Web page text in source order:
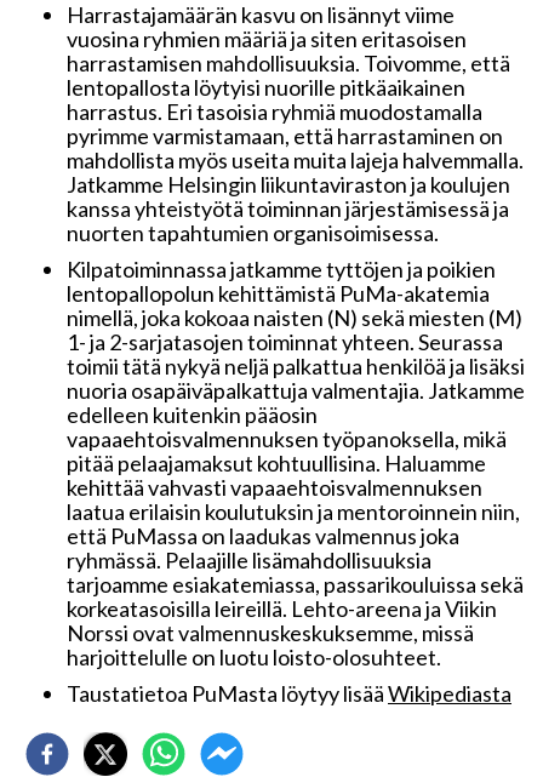
Harrastajamäärän kasvu on lisännyt viime
vuosina ryhmien määriä ja siten eritasoisen
harrastamisen mahdollisuuksia. Toivomme, että
lentopallosta löytyisi nuorille pitkäaikainen
harrastus. Eri tasoisia ryhmiä muodostamalla
pyrimme varmistamaan, että harrastaminen on
mahdollista myös useita muita lajeja halvemmalla.
Jatkamme Helsingin liikuntaviraston ja koulujen
kanssa yhteistyötä toiminnan järjestämisessä ja
nuorten tapahtumien organisoimisessa.
Kilpatoiminnassa jatkamme tyttöjen ja poikien
lentopallopolun kehittämistä PuMa-akatemia
nimellä, joka kokoaa naisten (N) sekä miesten (M)
1- ja 2-sarjatasojen toiminnat yhteen. Seurassa
toimii tätä nykyä neljä palkattua henkilöä ja lisäksi
nuoria osapäiväpalkattuja valmentajia. Jatkamme
edelleen kuitenkin pääosin
vapaaehtoisvalmennuksen työpanoksella, mikä
pitää pelaajamaksut kohtuullisina. Haluamme
kehittää vahvasti vapaaehtoisvalmennuksen
laatua erilaisin koulutuksin ja mentoroinnein niin,
että PuMassa on laadukas valmennus joka
ryhmässä. Pelaajille lisämahdollisuuksia
tarjoamme esiakatemiassa, passarikouluissa sekä
korkeatasoisilla leireillä. Lehto-areena ja Viikin
Norssi ovat valmennuskeskuksemme, missä
harjoittelulle on luotu loisto-olosuhteet.
Taustatietoa PuMasta löytyy lisääWikipediasta